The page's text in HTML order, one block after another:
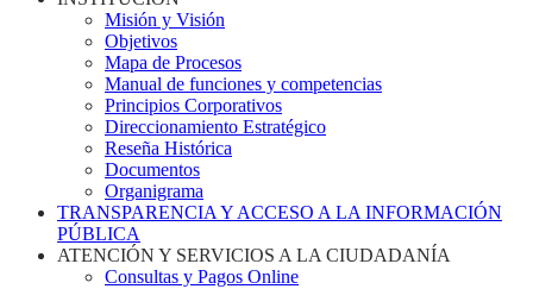
Misión y Visión
Objetivos
Mapa de Procesos
Manual de funciones y competencias
Principios Corporativos
Direccionamiento Estratégico
Reseña Histórica
Documentos
Organigrama
TRANSPARENCIA Y ACCESO A LA INFORMACIÓN
PÚBLICA
ATENCIÓN Y SERVICIOS A LA CIUDADANÍA
Consultas y Pagos Online